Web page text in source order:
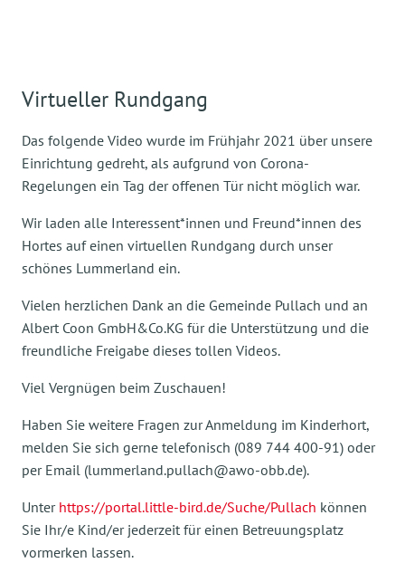
Virtueller Rundgang
Das folgende Video wurde im Frühjahr 2021 über unsere
Einrichtung gedreht, als aufgrund von Corona-
Regelungen ein Tag der offenen Tür nicht möglich war.
Wir laden alle Interessent*innen und Freund*innen des
Hortes auf einen virtuellen Rundgang durch unser
schönes Lummerland ein.
Vielen herzlichen Dank an die Gemeinde Pullach und an
Albert Coon GmbH&Co.KG für die Unterstützung und die
freundliche Freigabe dieses tollen Videos.
Viel Vergnügen beim Zuschauen!
Haben Sie weitere Fragen zur Anmeldung im Kinderhort,
melden Sie sich gerne telefonisch (089 744 400-91) oder
per Email (lummerland.pullach@awo-obb.de).
Unter https://portal.little-bird.de/Suche/Pullach können
Sie Ihr/e Kind/er jederzeit für einen Betreuungsplatz
vormerken lassen.